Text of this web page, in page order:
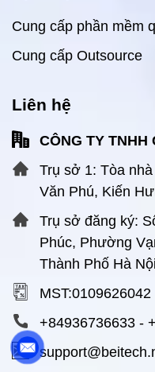
Cung cấp phần mềm
Cung cấp Outsource
Liên hệ
CÔNG TY TNHH
Trụ sở 1: Tòa
Văn Phú, Kiến
Trụ sở đăng ký:
Phúc, Phường
Thành Phố Hà Nội
MST:0109626042
+84936736633 -